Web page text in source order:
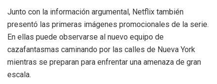
Junto con la información argumental, Netflix también
presentó las primeras imágenes promocionales de la serie.
En ellas puede observarse al nuevo equipo de
cazafantasmas caminando por las calles de Nueva York
mientras se preparan para enfrentar una amenaza de gran
escala.